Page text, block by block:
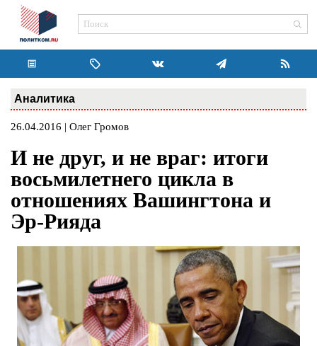
Аналитика
26.04.2016 | Олег Громов
И не друг, и не враг: итоги
восьмилетнего цикла в
отношениях Вашингтона и
Эр-Рияда